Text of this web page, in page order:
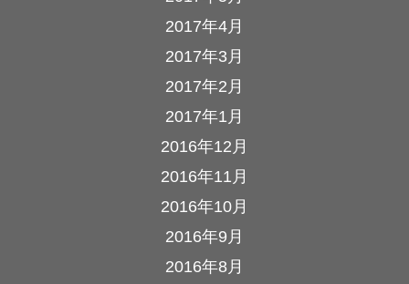
2017年4月
2017年3月
2017年2月
2017年1月
2016年12月
2016年11月
2016年10月
2016年9月
2016年8月